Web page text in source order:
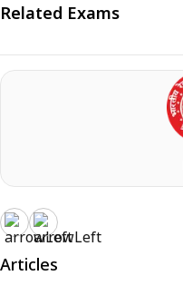
Related Exams
Articles